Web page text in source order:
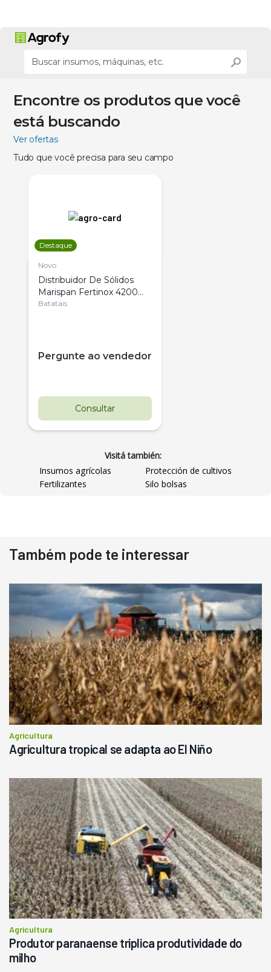
Encontre os produtos que você
está buscando
Ver ofertas
Tudo que você precisa para seu campo
Destaque
Novo
Distribuidor De Sólidos
Marispan Fertinox 4200
Citrus
Batatais
Pergunte ao vendedor
Consultar
Pá Carregadeira Cat 966
Ano 1987
R$ 145.000
Consultar
Visitá también:
Insumos agrícolas
Protección de cultivos
Fertilizantes
Silo bolsas
Também pode te interessar
Agricultura
Agricultura tropical se adapta ao El Niño
Agricultura
Produtor paranaense triplica produtividade do
milho